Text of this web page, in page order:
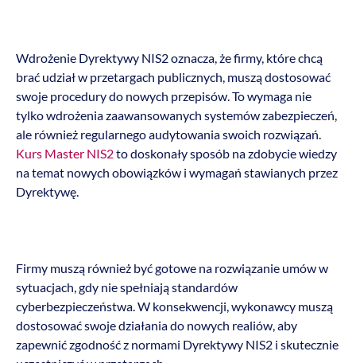
Wdrożenie Dyrektywy NIS2 oznacza, że firmy, które chcą
brać udział w przetargach publicznych, muszą dostosować
swoje procedury do nowych przepisów. To wymaga nie
tylko wdrożenia zaawansowanych systemów zabezpieczeń,
ale również regularnego audytowania swoich rozwiązań.
Kurs Master NIS2to doskonały sposób na zdobycie wiedzy
na temat nowych obowiązków i wymagań stawianych przez
Dyrektywę.
Firmy muszą również być gotowe na rozwiązanie umów w
sytuacjach, gdy nie spełniają standardów
cyberbezpieczeństwa. W konsekwencji, wykonawcy muszą
dostosować swoje działania do nowych realiów, aby
zapewnić zgodność z normami Dyrektywy NIS2 i skutecznie